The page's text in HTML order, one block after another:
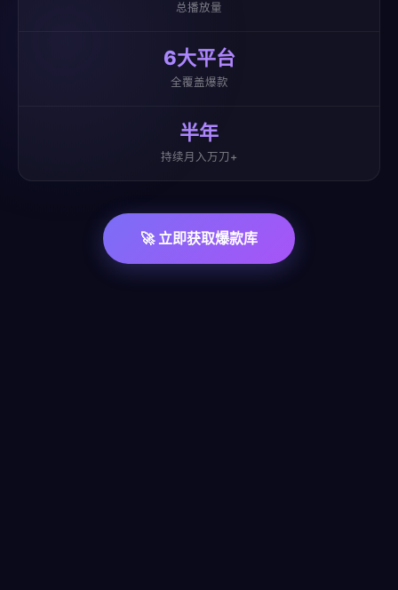
总播放量
6大平台
全覆盖爆款
半年
持续月入万刀+
🚀 立即获取爆款库